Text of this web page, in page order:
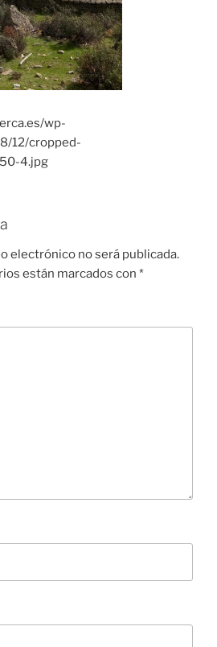
wp-
12/cropped-
4.jpg
electrónico no será publicada.
están marcados con *